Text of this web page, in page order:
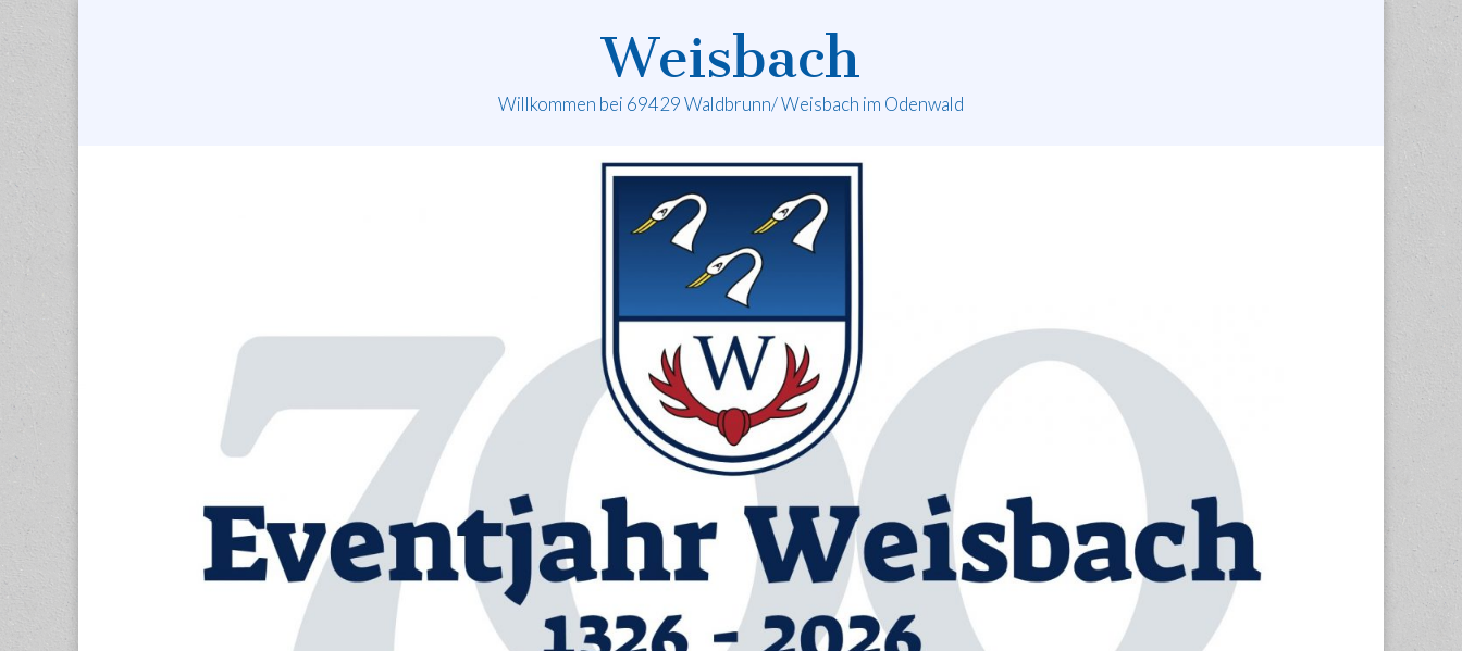
Weisbach
Willkommen bei 69429 Waldbrunn/ Weisbach im Odenwald